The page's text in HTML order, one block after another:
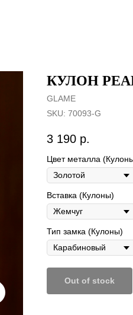
КУЛОН
GLAME
SKU: 70093-G
3 190 р.
Цвет металла
Вставка (Кулоны)
Тип замка (Кулоны)
Out of stock